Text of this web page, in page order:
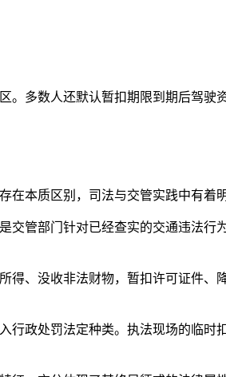
多数人还默认暂扣期限到期后驾驶
本质区别，司法与交管实践中有着明
管部门针对已经查实的交通违法行
得、没收非法财物，暂扣许可证件、
行政处罚法定种类。执法现场的临时